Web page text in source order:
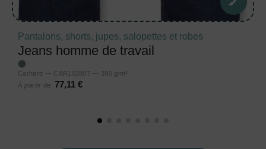
Pantalons, shorts, jupes, salopettes et robes
Jeans homme de travail
Carhartt — CAR102807 — 390 g/m²
À partir de
77,11 €